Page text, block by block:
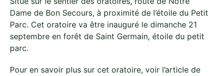
Dame de Bon Secours, à proximité de l’étoile du Petit
Parc. Cet oratoire va être inauguré le dimanche 21
septembre en forêt de Saint Germain, étoile du petit
parc.
Pour en savoir plus sur cet oratoire, voir l’article de